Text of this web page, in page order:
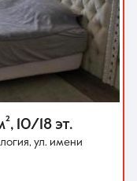
, 10/18 эт.
ул. имени